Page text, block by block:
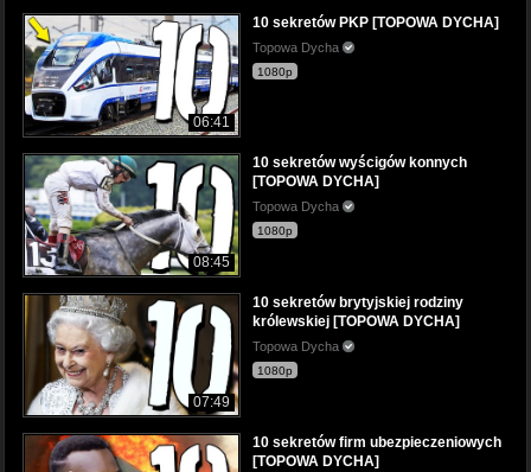
06:41
10 sekretów PKP [TOPOWA DYCHA]
Topowa Dycha
1080p
08:45
10 sekretów wyścigów konnych
[TOPOWA DYCHA]
Topowa Dycha
1080p
07:49
10 sekretów brytyjskiej rodziny
królewskiej [TOPOWA DYCHA]
Topowa Dycha
1080p
10 sekretów firm ubezpieczeniowych
[TOPOWA DYCHA]